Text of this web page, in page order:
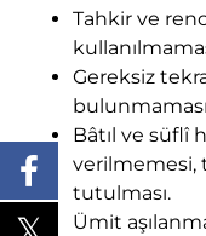
Tahkir ve
Gereksiz
Bâtıl ve süflî
verilmemesi,
tutulması.
Ümit